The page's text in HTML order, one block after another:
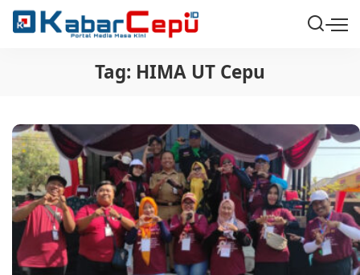
Tag: HIMA UT Cepu